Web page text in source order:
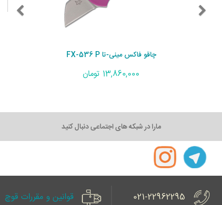
چاقو فاکس مینی-تا FX-536 P
13,860,000 تومان
مارا در شبکه های اجتماعی دنبال کنید
021-22962295 قوانین و مقررات قوچ